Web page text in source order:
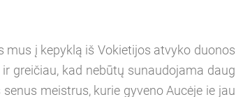
į kepyklą iš Vokietijos atvyko duonos
greičiau, kad nebūtų sunaudojama daug
meistrus, kurie gyveno Aucėje ie jau